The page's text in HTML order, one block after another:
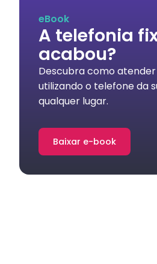
eBook
A telefonia
acabou?
Descubra como
utilizando o telefone da
qualquer lugar.
Baixar e-book